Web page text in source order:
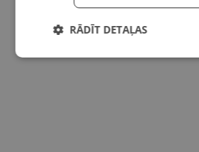
RĀDĪT DETAĻAS